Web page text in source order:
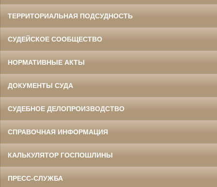
ТЕРРИТОРИАЛЬНАЯ ПОДСУДНОСТЬ
СУДЕЙСКОЕ СООБЩЕСТВО
НОРМАТИВНЫЕ АКТЫ
ДОКУМЕНТЫ СУДА
СУДЕБНОЕ ДЕЛОПРОИЗВОДСТВО
СПРАВОЧНАЯ ИНФОРМАЦИЯ
КАЛЬКУЛЯТОР ГОСПОШЛИНЫ
ПРЕСС-СЛУЖБА